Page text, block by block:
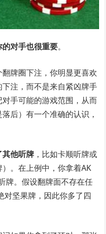
的对手也很重要。
牌圈下注，你明显更喜欢
注，而不是来自紧凶牌手
手可能的游戏范围，从而
后）有一个准确的认识，
其他听牌 ，比如卡顺听牌或
。在上例中，你拿着AK
牌。假设翻牌面不存在任
对坚果牌，因此你多了四